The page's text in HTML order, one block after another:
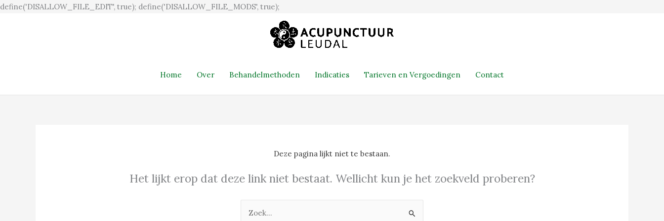
define('DISALLOW_FILE_EDIT', true); define('DISALLOW_FILE_MODS', true);
naar
de
inhoud
Home Over Behandelmethoden Indicaties Tarieven en Vergoedingen Contact
Deze pagina lijkt niet te bestaan.
Het lijkt erop dat deze link niet bestaat. Wellicht kun je het zoekveld proberen?
Zoek